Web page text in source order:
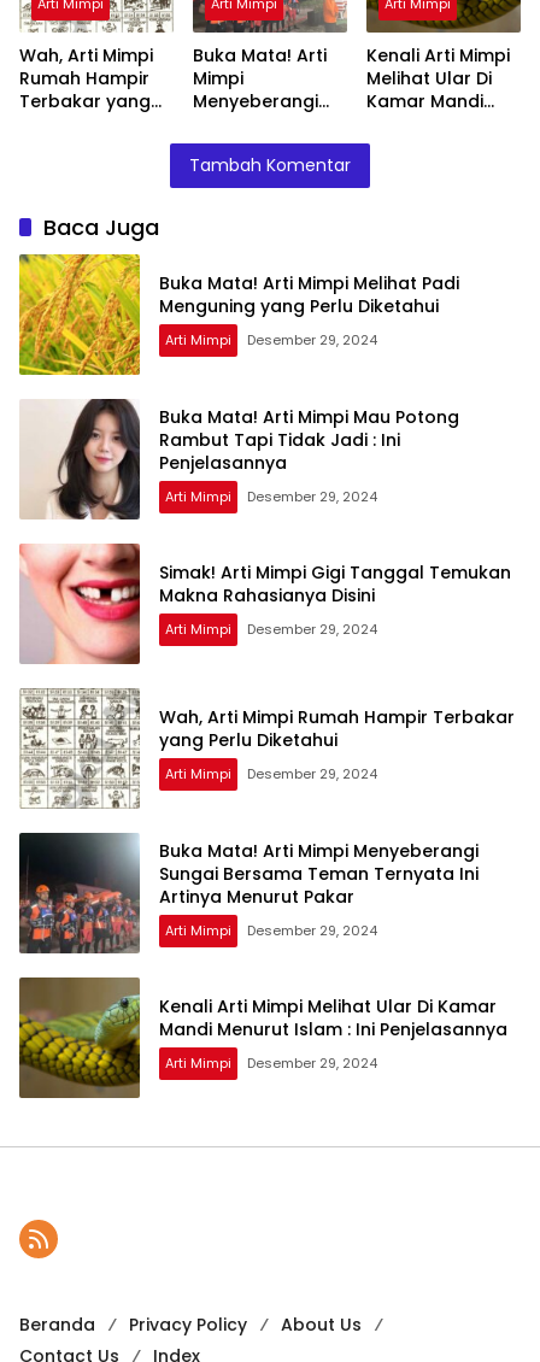
Wah, Arti Mimpi
Rumah Hampir
Terbakar yang
Buka Mata! Arti
Mimpi
Menyeberangi
Teman Ternyata
Ini Artinya
Menurut Pakar
Kenali Arti Mimpi
Melihat Ular Di
Kamar Mandi
Ini Penjelasannya
Tambah Komentar
Baca Juga
Buka Mata! Arti Mimpi Melihat Padi
Menguning yang Perlu Diketahui
Arti Mimpi Desember 29, 2024
Buka Mata! Arti Mimpi Mau Potong
Rambut Tapi Tidak Jadi : Ini
Penjelasannya
Arti Mimpi Desember 29, 2024
Simak! Arti Mimpi Gigi Tanggal Temukan
Makna Rahasianya Disini
Arti Mimpi Desember 29, 2024
Wah, Arti Mimpi Rumah Hampir Terbakar
yang Perlu Diketahui
Arti Mimpi Desember 29, 2024
Buka Mata! Arti Mimpi Menyeberangi
Sungai Bersama Teman Ternyata Ini
Artinya Menurut Pakar
Arti Mimpi Desember 29, 2024
Kenali Arti Mimpi Melihat Ular Di Kamar
Mandi Menurut Islam : Ini Penjelasannya
Arti Mimpi Desember 29, 2024
Beranda Privacy Policy
About Us
Contact Us
Index